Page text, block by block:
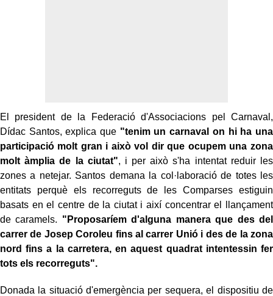
El president de la Federació d'Associacions pel Carnaval,
Dídac Santos, explica que "tenim un carnaval on hi ha una
participació molt gran i això vol dir que ocupem una zona
molt àmplia de la ciutat", i per això s'ha intentat reduir les
zones a netejar. Santos demana la col·laboració de totes les
entitats perquè els recorreguts de les Comparses estiguin
basats en el centre de la ciutat i així concentrar el llançament
de caramels. "Proposaríem d'alguna manera que des del
carrer de Josep Coroleu fins al carrer Unió i des de la zona
nord fins a la carretera, en aquest quadrat intentessin fer
tots els recorreguts".
Donada la situació d'emergència per sequera, el dispositiu de